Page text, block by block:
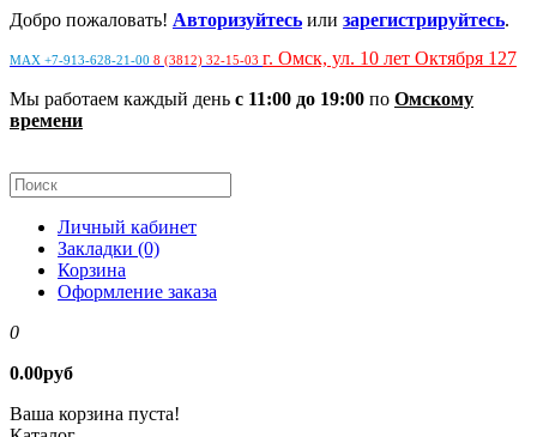
Добро пожаловать! Авторизуйтесь или зарегистрируйтесь.
MAX +7-913-628-21-00 8 (3812) 32-15-03 г. Омск, ул. 10 лет Октября 127
Мы работаем каждый день с 11:00 до 19:00 по Омскому
времени
Личный кабинет
Закладки (0)
Корзина
Оформление заказа
0
0.00руб
Ваша корзина пуста!